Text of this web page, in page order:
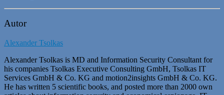
Autor
Alexander Tsolkas
Alexander Tsolkas is MD and Information Security Consultant for
his companies Tsolkas Executive Consulting GmbH, Tsolkas IT
Services GmbH & Co. KG and motion2insights GmbH & Co. KG.
He has written 5 scientific books, and posted more than 2000 own